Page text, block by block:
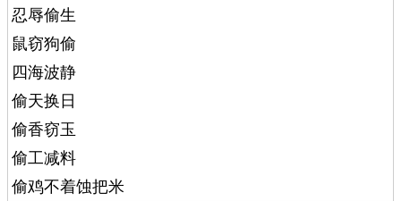
忍辱偷生
鼠窃狗偷
四海波静
偷天换日
偷香窃玉
偷工减料
偷鸡不着蚀把米